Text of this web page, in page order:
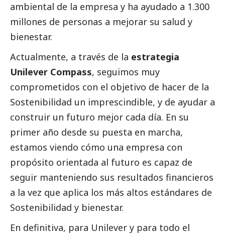
ambiental de la empresa y ha ayudado a 1.300
millones de personas a mejorar su salud y
bienestar.
Actualmente, a través de la estrategia
Unilever Compass, seguimos muy
comprometidos con el objetivo de hacer de la
Sostenibilidad un imprescindible, y de ayudar a
construir un futuro mejor cada día. En su
primer año desde su puesta en marcha,
estamos viendo cómo una empresa con
propósito orientada al futuro es capaz de
seguir manteniendo sus resultados financieros
a la vez que aplica los más altos estándares de
Sostenibilidad y bienestar.
En definitiva, para Unilever y para todo el